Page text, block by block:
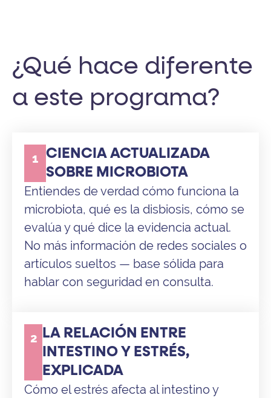
¿Qué hace diferente
a este programa?
1 CIENCIA ACTUALIZADA
SOBRE MICROBIOTA
Entiendes de verdad cómo funciona la
microbiota, qué es la disbiosis, cómo se
evalúa y qué dice la evidencia actual.
No más información de redes sociales o
artículos sueltos — base sólida para
hablar con seguridad en consulta.
2 LA RELACIÓN ENTRE
INTESTINO Y ESTRÉS,
EXPLICADA
Cómo el estrés afecta al intestino y